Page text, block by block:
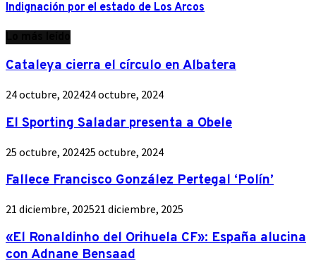
Indignación por el estado de Los Arcos
Cataleya cierra el círculo en Albatera
24 octubre, 202424 octubre, 2024
El Sporting Saladar presenta a Obele
25 octubre, 202425 octubre, 2024
Fallece Francisco González Pertegal ‘Polín’
21 diciembre, 202521 diciembre, 2025
«El Ronaldinho del Orihuela CF»: España alucina
con Adnane Bensaad